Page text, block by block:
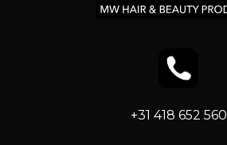
+31 418 652 560